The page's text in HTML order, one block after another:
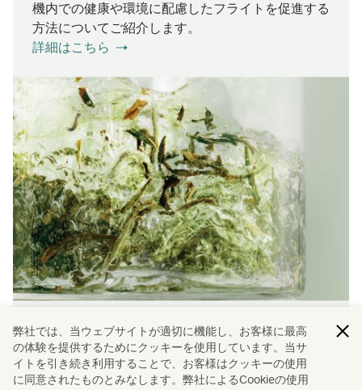
機内での健康や環境に配慮したフライトを促進する
方法についてご紹介します。
詳細はこちら
パートナーシップ
厳選されたパートナーとの提携により、お客様のご
弊社では、当ウェブサイトが適切に機能し、お客様に最高
の体験を提供するためにクッキーを使用しています。当サ
イトを引き続き利用することで、お客様はクッキーの使用
に同意されたものとみなします。弊社によるCookieの使用